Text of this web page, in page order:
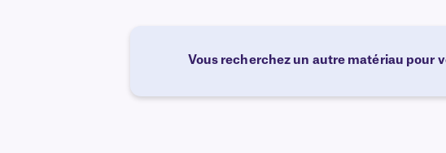
Vous recherchez un autre matériau pour